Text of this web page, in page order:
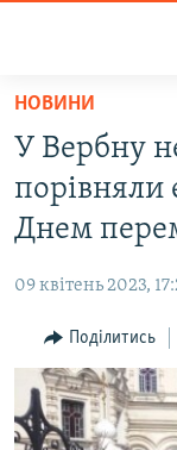
Перейти
основного
матеріалу
Перейти
до
основної
Перейти
до
пошуку
ВОДА.КРИМ
ВІДЕО ТА ФОТО
БЛОГИ
ПОГЛЯД
ІНТЕРВ'Ю
ВСЕ ЗА ДЕНЬ
НОВИНИ
У Вербну
порівняли
Днем
09 квітень 2023,
Поділитись